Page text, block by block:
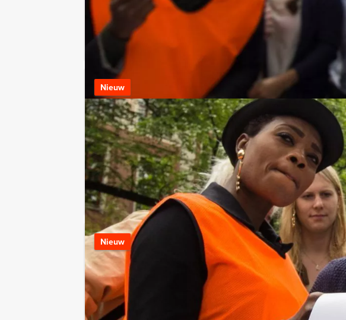
LEES MEER
City Adventure in Amersfoort
Nieuw
Vanaf 12 personen ‐ 2 uur en 30 minuten
Met deze digitale speurtocht gaan
pad. De tablet leidt jullie door het
LEES MEER
Empire City Tablet Dinner
Nieuw
Vanaf 12 personen ‐ 4 uur en 30 minuten
Speel de Empire City Tablet Dinner
combinatie met een heerlijk 3-gangen